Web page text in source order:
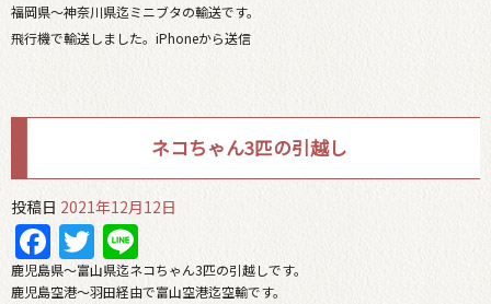
福岡県〜神奈川県迄ミニブタの輸送です。
飛行機で輸送しました。iPhoneから送信
ネコちゃん3匹の引越し
投稿日 2021年12月12日
Facebook
Twitter
鹿児島県〜富山県迄ネコちゃん3匹の引越しです。
鹿児島空港〜羽田経由で富山空港迄空輸です。